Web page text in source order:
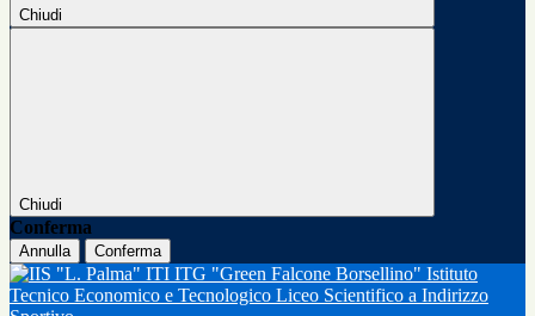
Chiudi
Chiudi
Conferma
Annulla Conferma